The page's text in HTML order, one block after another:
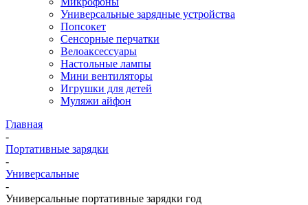
Универсальные зарядные устройства
Попсокет
Сенсорные перчатки
Велоаксессуары
Настольные лампы
Мини вентиляторы
Игрушки для детей
Муляжи айфон
Главная
-
Портативные зарядки
-
Универсальные
-
Универсальные портативные зарядки год